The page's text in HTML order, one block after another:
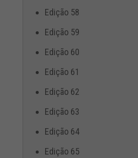
Edição 58
Edição 59
Edição 60
Edição 61
Edição 62
Edição 63
Edição 64
Edição 65